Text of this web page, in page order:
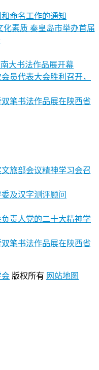
命名工作的通知
素质 秦皇岛市举办首届
大书法作品展开幕
员代表大会胜利召开，
笔书法作品展在陕西省
旅部会议精神学习会召
及汉字测评顾问
责人党的二十大精神学
笔书法作品展在陕西省
会 版权所有 网站地图